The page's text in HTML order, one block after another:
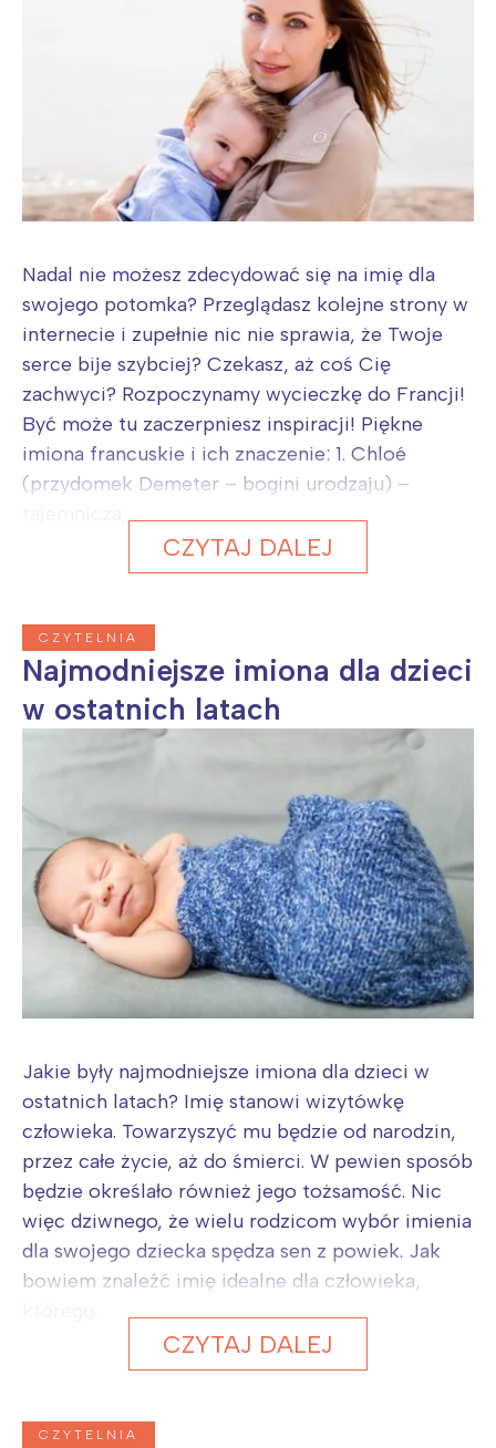
Nadal nie możesz zdecydować się na imię dla
swojego potomka? Przeglądasz kolejne strony w
internecie i zupełnie nic nie sprawia, że Twoje
serce bije szybciej? Czekasz, aż coś Cię
zachwyci? Rozpoczynamy wycieczkę do Francji!
Być może tu zaczerpniesz inspiracji! Piękne
imiona francuskie i ich znaczenie: 1. Chloé
(przydomek Demeter – bogini urodzaju) –
CZYTAJ DALEJ
CZYTELNIA
Najmodniejsze imiona dla dzieci
w ostatnich latach
Jakie były najmodniejsze imiona dla dzieci w
ostatnich latach? Imię stanowi wizytówkę
człowieka. Towarzyszyć mu będzie od narodzin,
przez całe życie, aż do śmierci. W pewien sposób
będzie określało również jego tożsamość. Nic
więc dziwnego, że wielu rodzicom wybór imienia
dla swojego dziecka spędza sen z powiek. Jak
bowiem znaleźć imię idealne dla człowieka,
CZYTAJ DALEJ
CZYTELNIA